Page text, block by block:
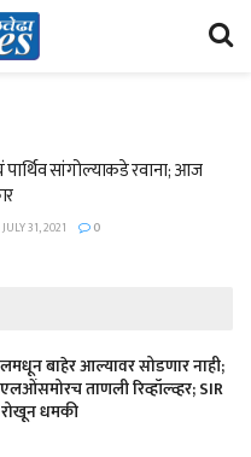
सांगोल्याकडे रवाना; आज
JULY 31, 2021 0
बाहेर आल्यावर सोडणार नाही;
ताणली रिव्हॉल्व्हर; SIR
रोखून धमकी